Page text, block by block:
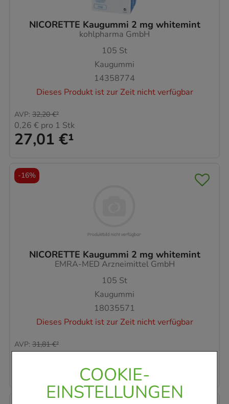
COOKIE-
EINSTELLUNGEN
NICORETTE Kaugummi 2 mg whitemint
kohlpharma GmbH
105 St
Kaugummi
14358774
Dieses Produkt ist zur Zeit nicht verfügbar
27,01 €¹
AVP: 32,20 €²
0,26 € pro 1 Stk
NICORETTE Kaugummi 2 mg whitemint
EMRA-MED Arzneimittel GmbH
105 St
Kaugummi
18035571
Dieses Produkt ist zur Zeit nicht verfügbar
AVP: 31,81 €²
0,25 €pro 1 Stk
-16%